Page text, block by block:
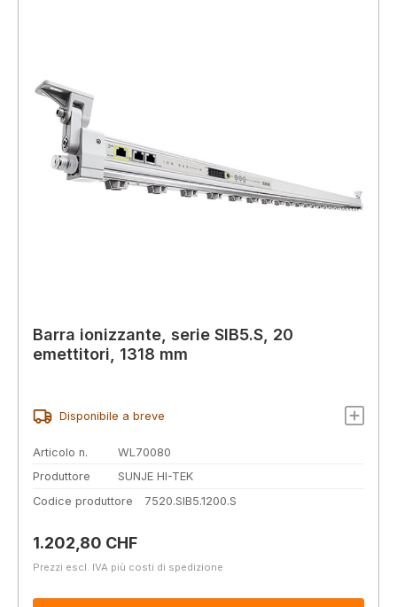
Barra ionizzante, serie SIB5.S, 20
emettitori, 1318 mm
Disponibile a breve
Articolo n.
WL70080
Produttore
SUNJE HI-TEK
Codice produttore
7520.SIB5.1200.S
Prezzo normale:
1.202,80 CHF
Prezzi escl. IVA più costi di spedizione